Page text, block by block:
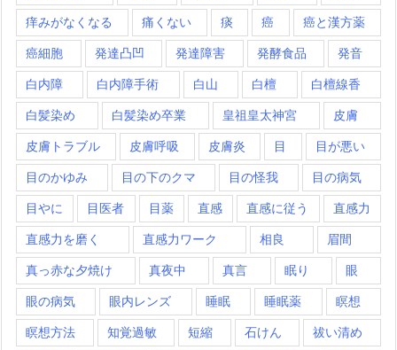
痒みがなくなる 痛くない 痰 癌 癌と漢方薬
癌細胞 発達凸凹 発達障害 発酵食品 発音
白内障 白内障手術 白山 白檀 白檀線香
白髪染め 白髪染め卒業 皇祖皇太神宮 皮膚
皮膚トラブル 皮膚呼吸 皮膚炎 目 目が悪い
目のかゆみ 目の下のクマ 目の怪我 目の病気
目やに 目医者 目薬 直感 直感に従う 直感力
直感力を磨く 直感力ワーク 相良 眉間
真っ赤な夕焼け 真夜中 真言 眠り 眼
眼の病気 眼内レンズ 睡眠 睡眠薬 瞑想
瞑想方法 知覚過敏 短縮 石けん 祓い清め